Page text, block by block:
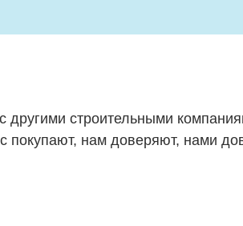
строительными
покупают, нам доверяют, нами